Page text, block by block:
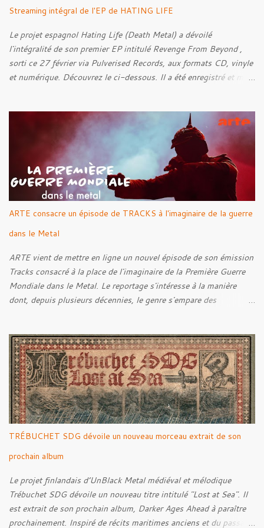
Streaming intégral de l'EP de HATING LIFE
Le projet espagnol Hating Life (Death Metal) a dévoilé
l'intégralité de son premier EP intitulé Revenge From Beyond ,
sorti ce 27 février via Pulverised Records, aux formats CD, vinyle
et numérique. Découvrez le ci-dessous. Il a été enregistré et mixé
Rebellion Against The Vile 05. Revenge From Beyond 06. The
Sense Of Fear
ARTE consacre un épisode de TRACKS à l'imaginaire de la guerre
dans le Metal
ARTE vient de mettre en ligne un nouvel épisode de son émission
Tracks consacré à la place de l'imaginaire de la Première Guerre
Mondiale dans le Metal. Le reportage s'intéresse à la manière
dont, depuis plusieurs décennies, le genre s'empare des
cette réflexion, Tracks est allé à la rencontre de Noise (
Kanonenfieber ) et de Dmytro Kumar ( 1914 ), qui reviennent sur
leur intérêt pour la Première Guerre mondiale. Le documentaire
donne également la parole au producteur Kristian "Kohle"
Kohlmannslehner, collaborateur de 1914 , ainsi qu'à l'historien
Ralf Raths, directeur du Musée allemand des blindés de Munster,
afin d'interroger plus largement la place des images de guerre
dans l'esthétique et l'imaginaire du Metal. Le reportage est à
découvrir ci-dessous :
TRÉBUCHET SDG dévoile un nouveau morceau extrait de son
prochain album
Le projet finlandais d’UnBlack Metal médiéval et mélodique
Trébuchet SDG dévoile un nouveau titre intitulé "Lost at Sea". Il
est extrait de son prochain album, Darker Ages Ahead à paraître
prochainement. Inspiré de récits maritimes anciens et du passage